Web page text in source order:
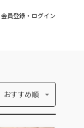
会員登録・ログイン
おすすめ順